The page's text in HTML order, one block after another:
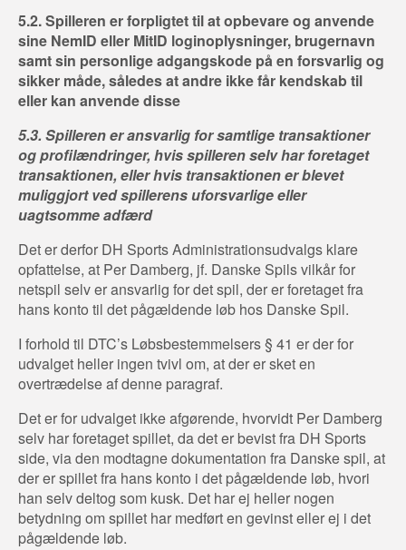
5.2. Spilleren er forpligtet til at opbevare og anvende
sine NemID eller MitID loginoplysninger, brugernavn
samt sin personlige adgangskode på en forsvarlig og
sikker måde, således at andre ikke får kendskab til
eller kan anvende disse
5.3. Spilleren er ansvarlig for samtlige transaktioner
og profilændringer, hvis spilleren selv har foretaget
transaktionen, eller hvis transaktionen er blevet
muliggjort ved spillerens uforsvarlige eller
uagtsomme adfærd
Det er derfor DH Sports Administrationsudvalgs klare
opfattelse, at Per Damberg, jf. Danske Spils vilkår for
netspil selv er ansvarlig for det spil, der er foretaget fra
hans konto til det pågældende løb hos Danske Spil.
I forhold til DTC’s Løbsbestemmelsers § 41 er der for
udvalget heller ingen tvivl om, at der er sket en
overtrædelse af denne paragraf.
Det er for udvalget ikke afgørende, hvorvidt Per Damberg
selv har foretaget spillet, da det er bevist fra DH Sports
side, via den modtagne dokumentation fra Danske spil, at
der er spillet fra hans konto i det pågældende løb, hvori
han selv deltog som kusk. Det har ej heller nogen
betydning om spillet har medført en gevinst eller ej i det
pågældende løb.